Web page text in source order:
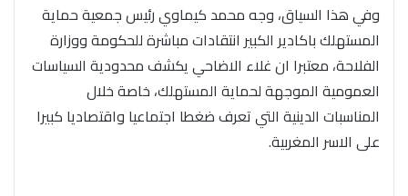
وفي هذا السياق، وجه محمد كيماوي رئيس جمعية حماية
المستهلك باكادير الكبير انتقادات مباشرة للحكومة ووزارة
الفلاحة، معتبرا ان غلاء الاضاحي يكشف محدودية السياسات
العمومية الموجهة لحماية المستهلك، خاصة خلال
المناسبات الدينية التي تعرف ضغطا اجتماعيا واقتصاديا كبيرا
على الاسر المغربية.